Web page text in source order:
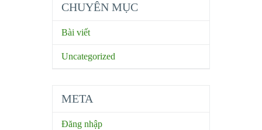
CHUYÊN MỤC
Bài viết
Uncategorized
META
Đăng nhập